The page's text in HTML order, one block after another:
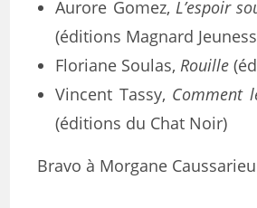
Aurore Gomez, L’espoir
(éditions Magnard
Floriane Soulas,Rouille
Vincent Tassy, Comment
(éditions du Chat Noir)
Bravo à Morgane